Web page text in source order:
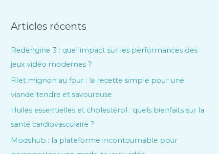
Articles récents
Redengine 3 : quel impact sur les performances des
jeux vidéo modernes ?
Filet mignon au four : la recette simple pour une
viande tendre et savoureuse
Huiles essentielles et cholestérol : quels bienfaits sur la
santé cardiovasculaire ?
Modshub : la plateforme incontournable pour